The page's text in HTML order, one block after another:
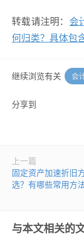
转载请注明： 会
何归类？具体包
继续浏览有关 会
分享到
上一篇
固定资产加速折旧
选？有哪些常用方
与本文相关的